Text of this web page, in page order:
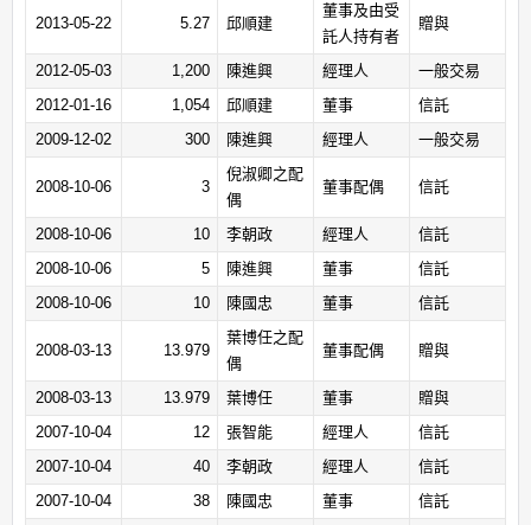
2013-05-22 5.27 邱順建
董事及由受
託人持有者
贈與
2012-05-03 1,200 陳進興 經理人
一般交易
2012-01-16
1,054 邱順建 董事
信託
2009-12-02
300 陳進興 經理人 一般交易
2008-10-06 3
倪淑卿之配
偶
董事配偶 信託
2008-10-06 10 李朝政 經理人
信託
2008-10-06
5 陳進興 董事
信託
2008-10-06
10 陳國忠 董事 信託
2008-03-13 13.979
葉博任之配
偶
董事配偶 贈與
2008-03-13 13.979 葉博任 董事
贈與
2007-10-04
12 張智能 經理人
信託
2007-10-04
40 李朝政 經理人
信託
2007-10-04
38 陳國忠 董事
信託